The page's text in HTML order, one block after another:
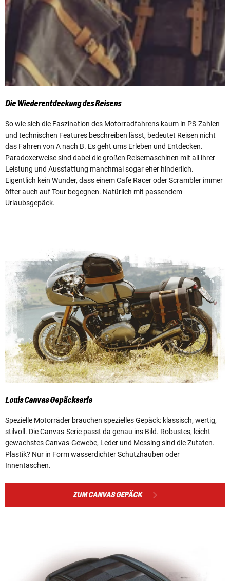
Die Wiederentdeckung des Reisens
So wie sich die Faszination des Motorradfahrens kaum in PS-Zahlen
und technischen Features beschreiben lässt, bedeutet Reisen nicht
das Fahren von A nach B. Es geht ums Erleben und Entdecken.
Paradoxerweise sind dabei die großen Reisemaschinen mit all ihrer
Leistung und Ausstattung manchmal sogar eher hinderlich.
Eigentlich kein Wunder, dass einem Cafe Racer oder Scrambler immer
öfter auch auf Tour begegnen. Natürlich mit passendem
Urlaubsgepäck.
Louis Canvas Gepäckserie
Spezielle Motorräder brauchen spezielles Gepäck: klassisch, wertig,
stilvoll. Die Canvas-Serie passt da genau ins Bild. Robustes, leicht
gewachstes Canvas-Gewebe, Leder und Messing sind die Zutaten.
Plastik? Nur in Form wasserdichter Schutzhauben oder
Innentaschen.
ZUM CANVAS GEPÄCK